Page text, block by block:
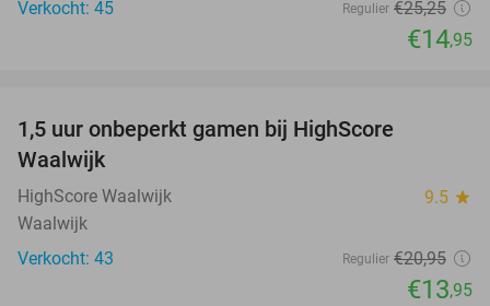
Verkocht: 45
Regulier €25,25
€14,95
TODAY
1,5 uur onbeperkt gamen bij HighScore
Waalwijk
HighScore Waalwijk 9.5 star
Waalwijk
Verkocht: 43
Regulier €20,95
€13,95